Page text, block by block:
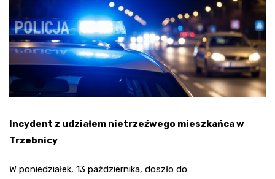
Incydent z udziałem nietrzeźwego mieszkańca w
Trzebnicy
W poniedziałek, 13 października, doszło do